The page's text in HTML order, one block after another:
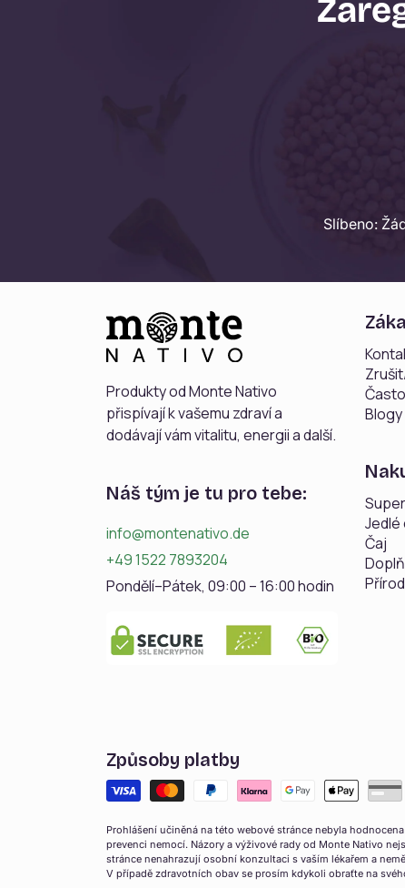
Slíbeno:
Produkty od Monte Nativo
přispívají k vašemu zdraví a
dodávají vám vitalitu, energii a další.
Náš tým je tu pro tebe:
info@montenativo.de
+49 1522 7893204
Pondělí–Pátek, 09:00 – 16:00 hodin
Blogy
Jedlé
Čaj
Způsoby platby
Prohlášení učiněná na této webové stránce nebyla
prevenci nemocí. Názory a výživové rady od Monte Nativo
stránce nenahrazují osobní konzultaci s vaším lékařem a
V případě zdravotních obav se prosím kdykoli obraťte na